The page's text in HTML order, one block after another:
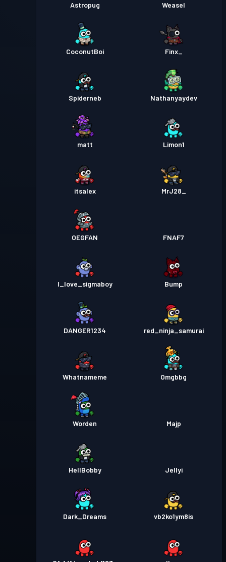
Astropug Weasel
CoconutBoi Finx_
Spiderneb Nathanyaydev
matt Limon1
itsalex MrJ28_
OEGFAN FNAF7
I_love_sigmaboy Bump
DANGER1234 red_ninja_samurai
Whatnameme Omgbbg
Worden Majp
HellBobby Jellyi
Dark_Dreams vb2ko1ym8is